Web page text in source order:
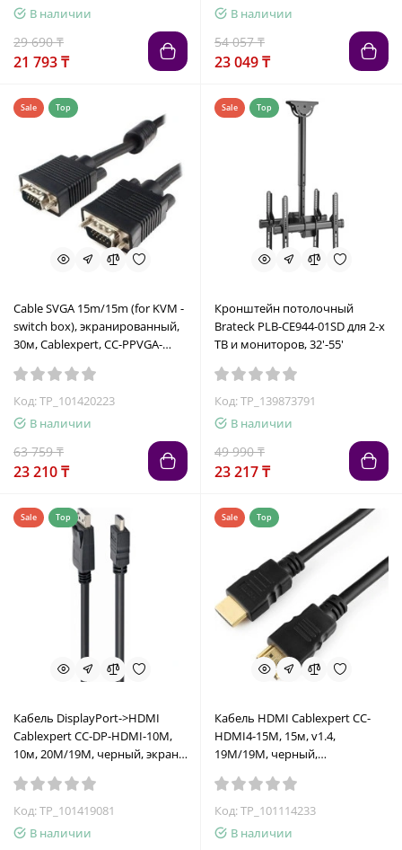
В наличии
29 690 ₸
21 793 ₸
В наличии
54 057 ₸
23 049 ₸
Sale Top
Cable SVGA 15m/15m (for KVM -
switch box), экранированный,
30м, Cablexpert, CC-PPVGA-
Код: TP_101420223
В наличии
63 759 ₸
23 210 ₸
Sale Top
Кронштейн потолочный
Brateck PLB-CE944-01SD для 2-х
ТВ и мониторов, 32'-55'
Код: TP_139873791
В наличии
49 990 ₸
23 217 ₸
Sale Top
Кабель DisplayPort->HDMI
Cablexpert CC-DP-HDMI-10M,
10м, 20M/19M, черный, экран,
Код: TP_101419081
В наличии
Sale Top
Кабель HDMI Cablexpert CC-
HDMI4-15M, 15м, v1.4,
19M/19M, черный,
Код: TP_101114233
В наличии